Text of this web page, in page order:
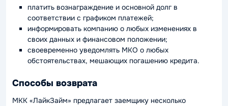
платить вознаграждение и основной долг в
соответствии с графиком платежей;
информировать компанию о любых изменениях в
своих данных и финансовом положении;
своевременно уведомлять МКО о любых
обстоятельствах, мешающих погашению кредита.
Способы возврата
МКК «ЛайкЗайм» предлагает заемщику несколько